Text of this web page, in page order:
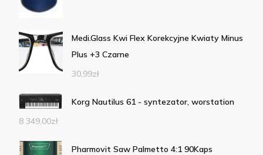
Medi.Glass Kwi Flex Korekcyjne Kwiaty Minus
Plus +3 Czarne
30,99zł
Korg Nautilus 61 - syntezator, worstation
8 349,00zł
Pharmovit Saw Palmetto 4:1 90Kaps